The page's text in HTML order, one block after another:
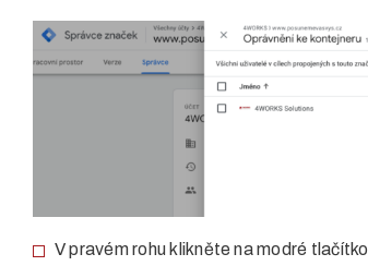
V pravém rohu klikněte na modré